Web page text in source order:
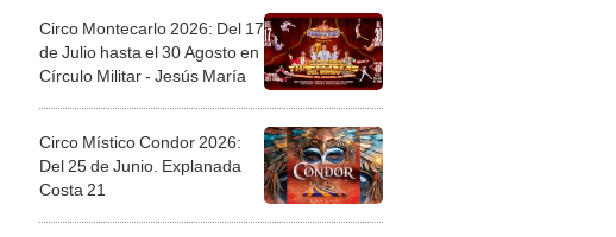
Circo Montecarlo 2026: Del 17
de Julio hasta el 30 Agosto en
Círculo Militar - Jesús María
Circo Místico Condor 2026:
Del 25 de Junio. Explanada
Costa 21